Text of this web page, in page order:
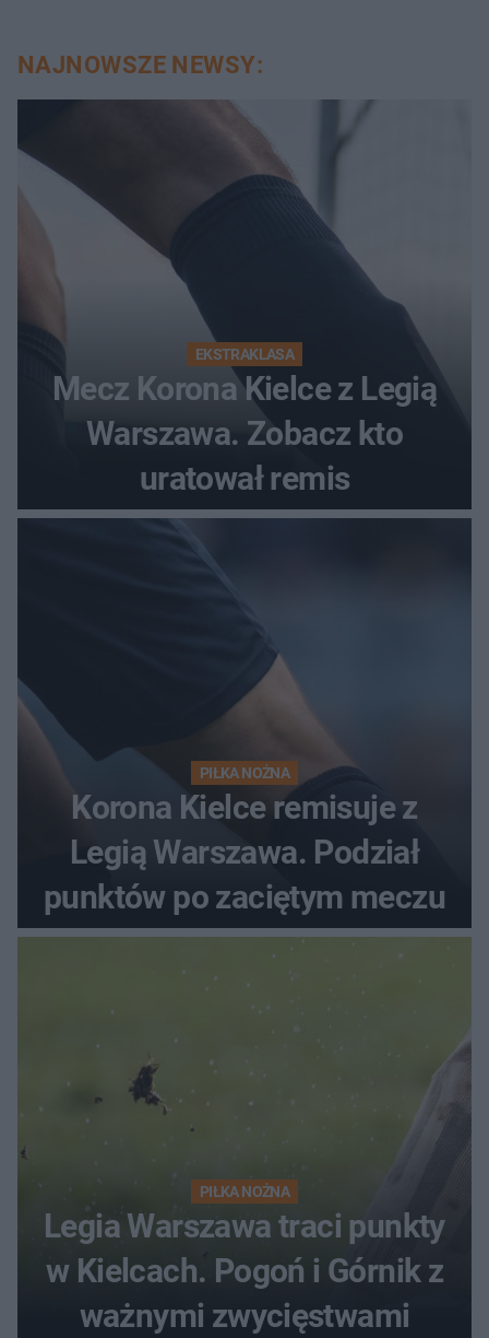
NAJNOWSZE NEWSY:
EKSTRAKLASA
Mecz Korona Kielce z Legią
Warszawa. Zobacz kto
uratował remis
PIŁKA NOŻNA
Korona Kielce remisuje z
Legią Warszawa. Podział
punktów po zaciętym meczu
PIŁKA NOŻNA
Legia Warszawa traci punkty
w Kielcach. Pogoń i Górnik z
ważnymi zwycięstwami